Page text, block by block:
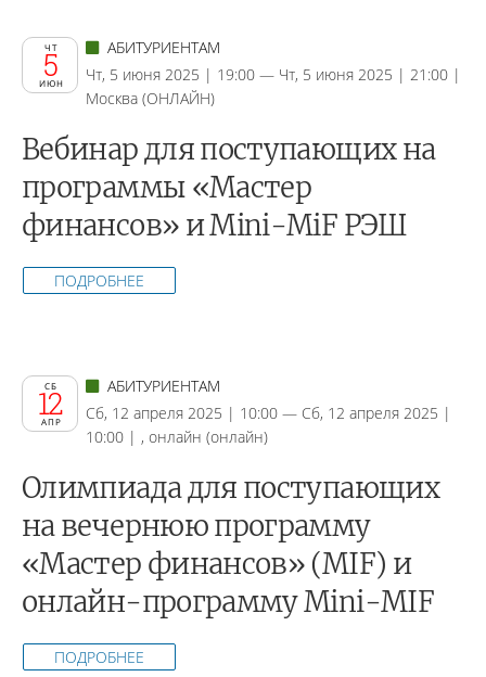
ЧТ
5
ИЮН
АБИТУРИЕНТАМ
Чт, 5 июня 2025 | 19:00 — Чт, 5 июня 2025 | 21:00 |
Москва (ОНЛАЙН)
Вебинар для поступающих на
программы «Мастер
финансов» и Mini-MiF РЭШ
ПОДРОБНЕЕ
СБ
12
АПР
АБИТУРИЕНТАМ
Сб, 12 апреля 2025 | 10:00 — Сб, 12 апреля 2025 |
10:00 | , онлайн (онлайн)
Олимпиада для поступающих
на вечернюю программу
«Мастер финансов» (MIF) и
онлайн-программу Mini-MIF
ПОДРОБНЕЕ